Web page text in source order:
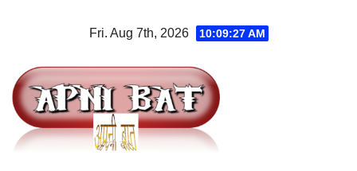
Fri. Aug 7th, 2026 10:09:27 AM